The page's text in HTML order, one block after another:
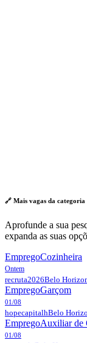
🔗 Mais vagas da categoria
Aprofunde a sua
expanda as suas
EmpregoCozinheira
Ontem
recruta2026Belo
EmpregoGarçom
01/08
hopecapitalhBelo
EmpregoAuxiliar de
01/08